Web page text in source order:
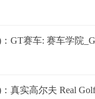
GT赛车: 赛车学院
真实高尔夫 Real